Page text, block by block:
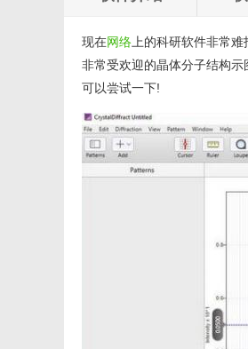
现在网络 上的科研软件非常
非常受欢迎的晶体分子结构示
可以尝试一下!